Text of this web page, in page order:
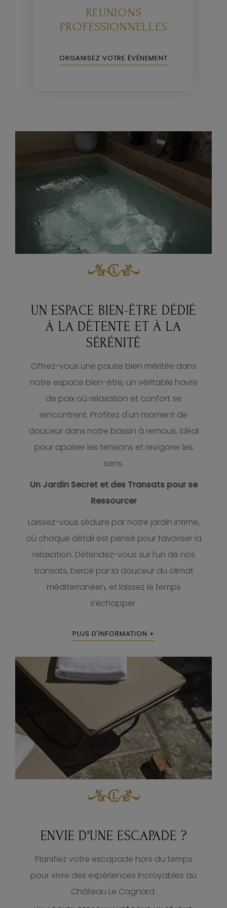
RÉUNIONS
PROFESSIONNELLES
ORGANISEZ VOTRE ÉVÉNEMENT
UN ESPACE BIEN-ÊTRE DÉDIÉ
À LA DÉTENTE ET À LA
SÉRÉNITÉ
Offrez-vous une pause bien méritée dans
notre espace bien-être, un véritable havre
de paix où relaxation et confort se
rencontrent. Profitez d'un moment de
douceur dans notre bassin à remous, idéal
pour apaiser les tensions et revigorer les
sens.
Un Jardin Secret et des Transats pour se
Ressourcer
Laissez-vous séduire par notre jardin intime,
où chaque détail est pensé pour favoriser la
relaxation. Détendez-vous sur l’un de nos
transats, bercé par la douceur du climat
méditerranéen, et laissez le temps
s’échapper.
PLUS D'INFORMATION
ENVIE D'UNE ESCAPADE ?
Planifiez votre escapade hors du temps
pour vivre des expériences incroyables au
Château Le Cagnard.